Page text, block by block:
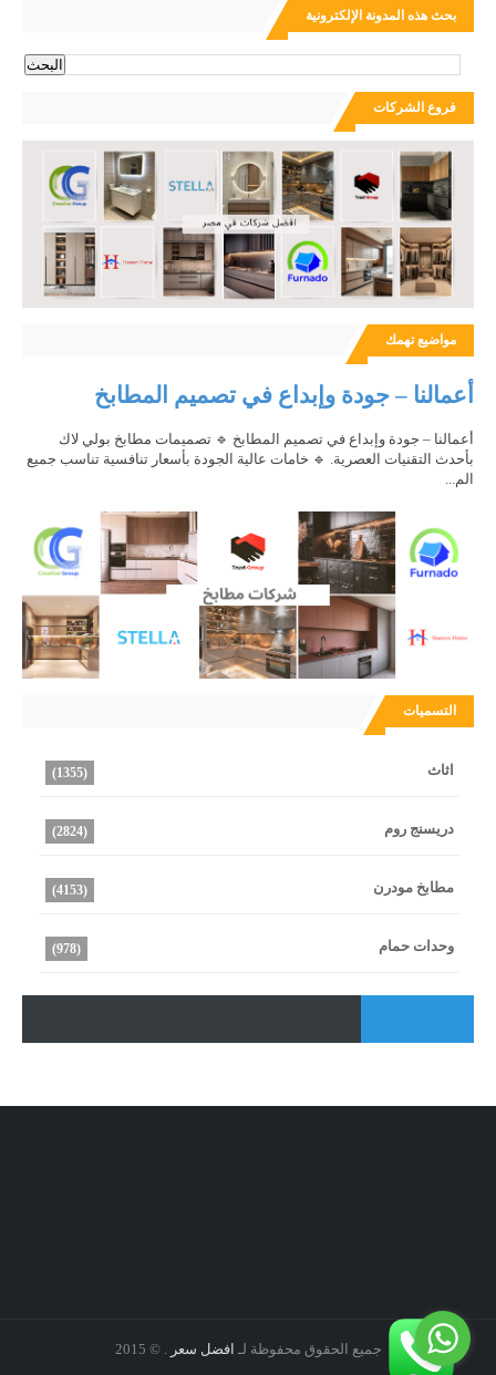
بحث هذه المدونة الإلكترونية
فروع الشركات
مواضيع تهمك
أعمالنا – جودة وإبداع في تصميم المطابخ
أعمالنا – جودة وإبداع في تصميم المطابخ 🔹 تصميمات مطابخ بولي لاك
بأحدث التقنيات العصرية. 🔹 خامات عالية الجودة بأسعار تنافسية تناسب جميع
الم...
التسميات
اثاث (1355)
دريسنج روم (2824)
مطابخ مودرن (4153)
وحدات حمام (978)
جميع الحقوق محفوظة لـ افضل سعر . © 2015